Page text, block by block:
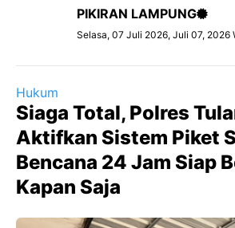
PIKIRAN LAMPUNG
Selasa, 07 Juli 2026, Juli 07, 2026
Hukum
Siaga Total, Polres
Aktifkan Sistem Piket
Bencana 24 Jam Siap
Kapan Saja